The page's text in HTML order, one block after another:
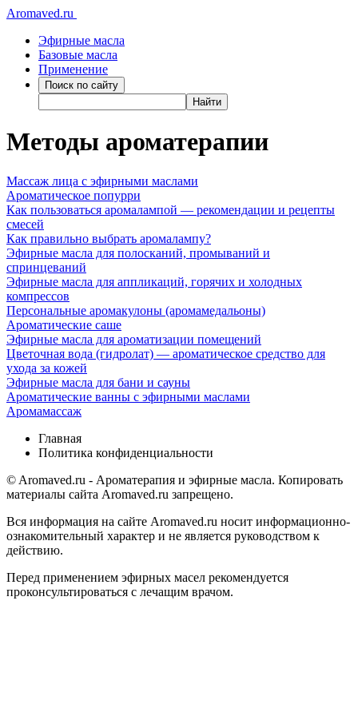
Aromaved.ru
Эфирные масла
Базовые масла
Применение
Методы ароматерапии
Массаж лица с эфирными маслами
Ароматическое попурри
Как пользоваться аромалампой — рекомендации и рецепты
смесей
Как правильно выбрать аромалампу?
Эфирные масла для полосканий, промываний и
спринцеваний
Эфирные масла для аппликаций, горячих и холодных
компрессов
Персональные аромакулоны (аромамедальоны)
Ароматические саше
Эфирные масла для ароматизации помещений
Цветочная вода (гидролат) — ароматическое средство для
ухода за кожей
Эфирные масла для бани и сауны
Ароматические ванны с эфирными маслами
Аромамассаж
Главная
Политика конфиденциальности
© Aromaved.ru - Ароматерапия и эфирные масла. Копировать
материалы сайта Aromaved.ru запрещено.
Вся информация на сайте Aromaved.ru носит информационно-
ознакомительный характер и не является руководством к
действию.
Перед применением эфирных масел рекомендуется
проконсультироваться с лечащим врачом.